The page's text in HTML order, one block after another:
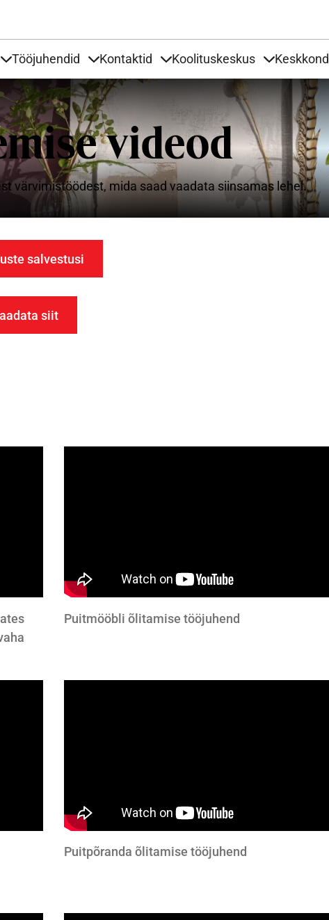
Tööjuhendid Kontaktid Koolituskeskus Keskkond
videod
värvimistöödest, mida saad vaadata siinsamas lehel.
salvestusi
siit
Puitmööbli õlitamise tööjuhend
Puitpõranda õlitamise tööjuhend